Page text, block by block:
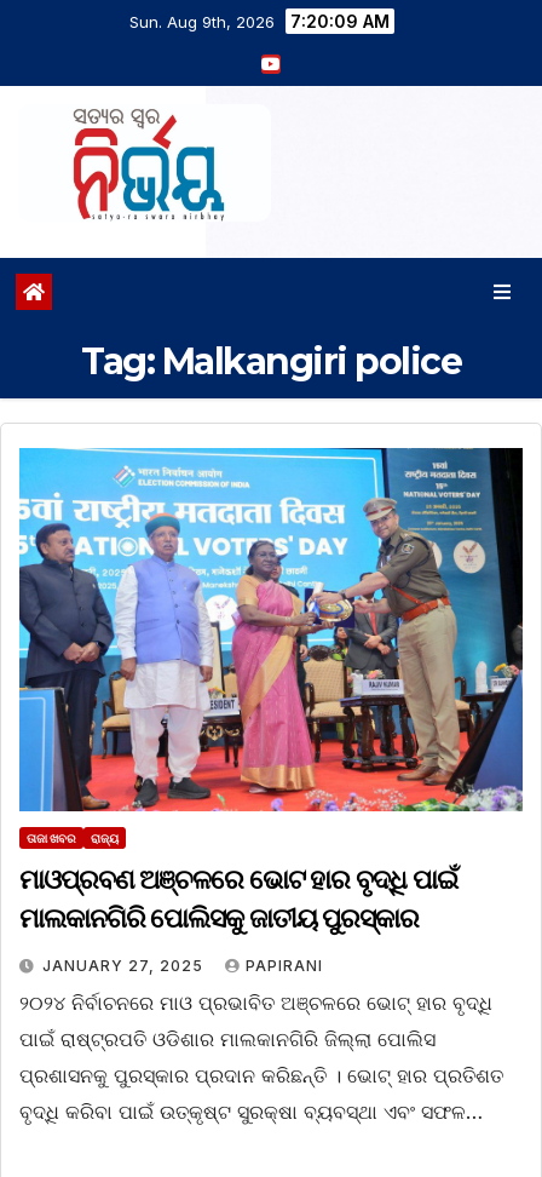
Sun. Aug 9th, 2026 7:20:09 AM
Tag: Malkangiri police
ତାଜା ଖବର ରାଜ୍ୟ
ମାଓପ୍ରବଣ ଅଞ୍ଚଳରେ ଭୋଟ ହାର ବୃଦ୍ଧି ପାଇଁ
ମାଲକାନଗିରି ପୋଲିସକୁ ଜାତୀୟ ପୁରସ୍କାର
JANUARY 27, 2025 PAPIRANI
୨୦୨୪ ନିର୍ବାଚନରେ ମାଓ ପ୍ରଭାବିତ ଅଞ୍ଚଳରେ ଭୋଟ୍ ହାର ବୃଦ୍ଧି
ପାଇଁ ରାଷ୍ଟ୍ରପତି ଓଡିଶାର ମାଲକାନଗିରି ଜିଲ୍ଲା ପୋଲିସ
ପ୍ରଶାସନକୁ ପୁରସ୍କାର ପ୍ରଦାନ କରିଛନ୍ତି । ଭୋଟ୍ ହାର ପ୍ରତିଶତ
ବୃଦ୍ଧି କରିବା ପାଇଁ ଉତ୍କୃଷ୍ଟ ସୁରକ୍ଷା ବ୍ୟବସ୍ଥା ଏବଂ ସଫଳ…